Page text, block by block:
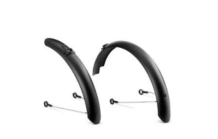
Striktně spočítané.
Woom Praha - DR SPORT je jedním z vybraných prodejců kol